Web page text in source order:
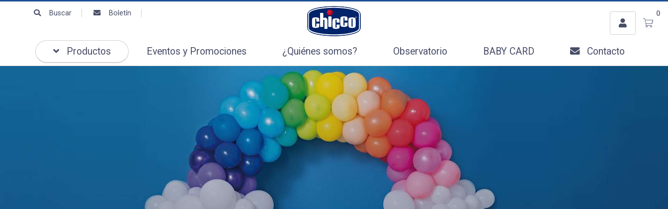
Buscar Boletín 0
Productos Eventos y Promociones ¿Quiénes somos? Observatorio BABY CARD Contacto
Usuario